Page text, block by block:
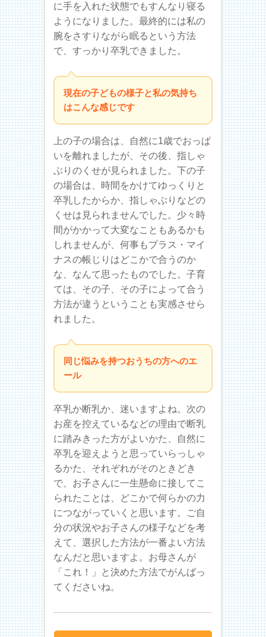
に手を入れた状態でもすんなり寝る
ようになりました。最終的には私の
腕をさすりながら眠るという方法
で、すっかり卒乳できました。
現在の子どもの様子と私の気持ち
はこんな感じです
上の子の場合は、自然に1歳でおっぱ
いを離れましたが、その後、指しゃ
ぶりのくせが見られました。下の子
の場合は、時間をかけてゆっくりと
卒乳したからか、指しゃぶりなどの
くせは見られませんでした。少々時
間がかかって大変なこともあるかも
しれませんが、何事もプラス・マイ
ナスの帳じりはどこかで合うのか
な、なんて思ったものでした。子育
ては、その子、その子によって合う
方法が違うということも実感させら
れました。
同じ悩みを持つおうちの方へのエ
ール
卒乳か断乳か、迷いますよね。次の
お産を控えているなどの理由で断乳
に踏みきった方がよいかた、自然に
卒乳を迎えようと思っていらっしゃ
るかた、それぞれがそのときどき
で、お子さんに一生懸命に接してこ
られたことは、どこかで何らかの力
につながっていくと思います。ご自
分の状況やお子さんの様子などを考
えて、選択した方法が一番よい方法
なんだと思いますよ。お母さんが
「これ！」と決めた方法でがんばっ
てくださいね。